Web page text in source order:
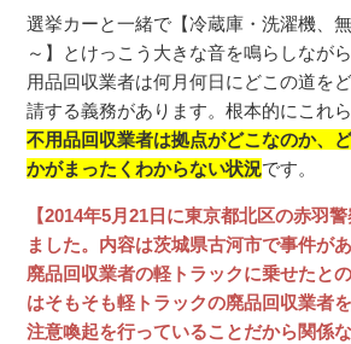
選挙カーと一緒で【冷蔵庫・洗濯機、
～】とけっこう大きな音を鳴らしなが
用品回収業者は何月何日にどこの道を
請する義務があります。根本的にこれ
不用品回収業者は拠点がどこなのか、
かがまったくわからない状況です。
【2014年5月21日に東京都北区の赤羽
ました。内容は茨城県古河市で事件が
廃品回収業者の軽トラックに乗せたと
はそもそも軽トラックの廃品回収業者
注意喚起を行っていることだから関係